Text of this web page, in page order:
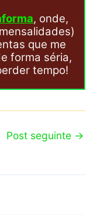
, onde,
que me
forma séria,
tempo!
Post seguinte →